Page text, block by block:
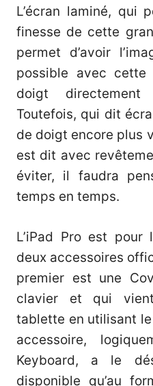
L’écran laminé, qui
finesse de cette
permet d’avoir
possible avec cette
doigt
Toutefois, qui dit
de doigt encore plus
est dit avec
éviter, il faudra
temps en temps.
L’iPad Pro est
deux accessoires
premier est une
clavier et qui
tablette en utilisant
accessoire,
Keyboard, a le
disponible qu’au